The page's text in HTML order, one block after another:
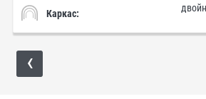
Каркас:
‹